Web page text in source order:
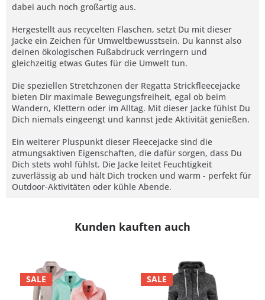
dabei auch noch großartig aus.
Hergestellt aus recycelten Flaschen, setzt Du mit dieser
Jacke ein Zeichen für Umweltbewusstsein. Du kannst also
deinen ökologischen Fußabdruck verringern und
gleichzeitig etwas Gutes für die Umwelt tun.
Die speziellen Stretchzonen der Regatta Strickfleecejacke
bieten Dir maximale Bewegungsfreiheit, egal ob beim
Wandern, Klettern oder im Alltag. Mit dieser Jacke fühlst Du
Dich niemals eingeengt und kannst jede Aktivität genießen.
Ein weiterer Pluspunkt dieser Fleecejacke sind die
atmungsaktiven Eigenschaften, die dafür sorgen, dass Du
Dich stets wohl fühlst. Die Jacke leitet Feuchtigkeit
zuverlässig ab und hält Dich trocken und warm - perfekt für
Outdoor-Aktivitäten oder kühle Abende.
Kunden kauften auch
SALE SALE